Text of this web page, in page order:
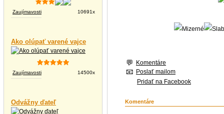
Zaujímavosti 10691x
Ako olúpať varené vajce
Zaujímavosti 14500x
Odvážny ďateľ
Komentáre
Poslať mailom
Pridať na Facebook
Komentáre